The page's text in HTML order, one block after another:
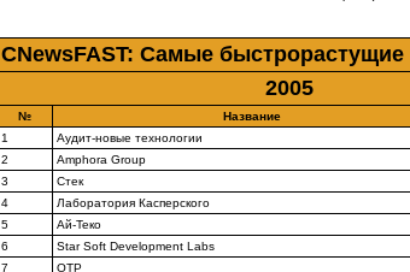
CNewsFAST: Самые быстрорастущие
2005
№ Название
1
Аудит-новые технологии
2
Amphora Group
3
Стек
4
Лаборатория Касперского
5
Ай-Теко
6
Star Soft Development Labs
7
ОТР